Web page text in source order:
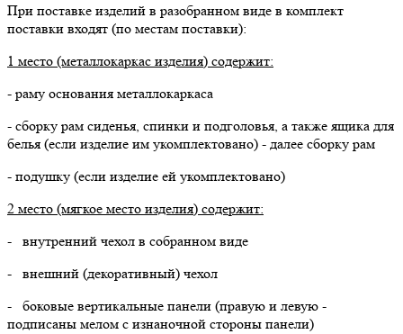
При поставке изделий в разобранном виде в комплект
поставки входят (по местам поставки):
1 место (металлокаркас изделия) содержит:
- раму основания металлокаркаса
- сборку рам сиденья, спинки и подголовья, а также ящика для
белья (если изделие им укомплектовано) - далее сборку рам
- подушку (если изделие ей укомплектовано)
2 место (мягкое место изделия) содержит:
- внутренний чехол в собранном виде
- внешний (декоративный) чехол
- боковые вертикальные панели (правую и левую -
подписаны мелом с изнаночной стороны панели)